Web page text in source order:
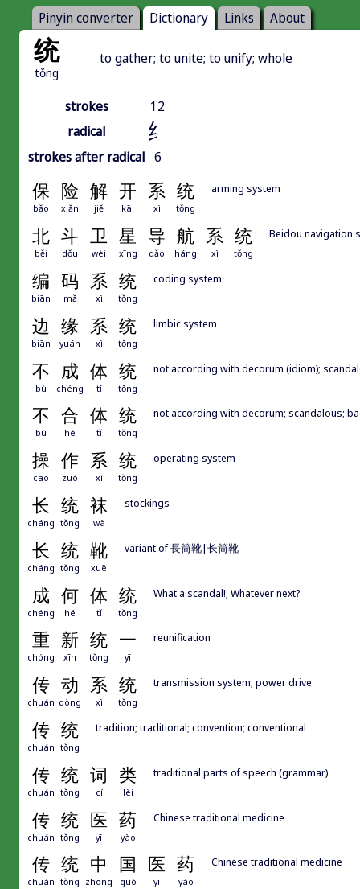
Pinyin converter Dictionary Links About
统
tǒng
to gather; to unite; to unify; whole
strokes
12
radical
纟
strokes after radical 6
保 险 解 开 系 统
bǎo xiǎn jiě kāi xì tǒng
arming system
北 斗 卫 星 导 航 系 统
běi dǒu wèi xīng dǎo háng xì tǒng
Beidou navigation
编 码 系 统
biān mǎ xì tǒng
coding system
边 缘 系 统
biān yuán xì tǒng
limbic system
不 成 体 统
bù chéng tǐ tǒng
not according with decorum (idiom);
不 合 体 统
bù hé tǐ tǒng
not according with decorum; scandalous;
操 作 系 统
cāo zuò xì tǒng
operating system
长 统 袜
cháng tǒng wà
stockings
长 统 靴
cháng tǒng xuē
variant of 長筒靴|长筒靴
成 何 体 统
chéng hé tǐ tǒng
What a scandal!; Whatever next?
重 新 统 一
chóng xīn tǒng yī
reunification
传 动 系 统
chuán dòng xì tǒng
transmission system; power drive
传 统
chuán tǒng
tradition; traditional; convention; conventional
传 统 词 类
chuán tǒng cí lèi
traditional parts of speech (grammar)
传 统 医 药
chuán tǒng yī yào
Chinese traditional medicine
传 统 中 国 医 药
chuán tǒng zhōng guó yī yào
Chinese traditional medicine